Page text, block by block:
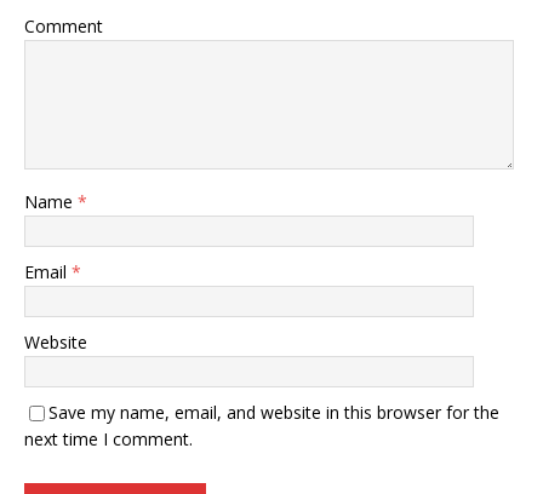
Comment
Name *
Email *
Website
Save my name, email, and website in this browser for the
next time I comment.